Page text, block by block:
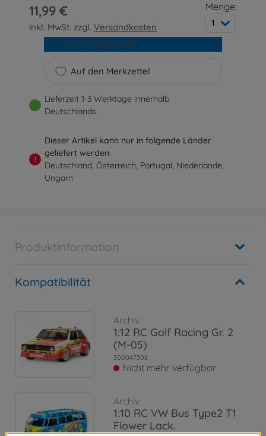
11,99 €
inkl. MwSt. zzgl.Versandkosten
Menge:
1
Auf den Merkzettel
In den Warenkorb
Lieferzeit 1-3 Werktage innerhalb
Deutschlands.
!
Dieser Artikel kann nur in folgende Länder
geliefert werden:
Deutschland, Österreich, Portugal, Niederlande,
Ungarn
Produktinformation
Kompatibilität
Archiv
1:12 RC Golf Racing Gr. 2
(M-05)
300047308
Nicht mehr verfügbar
Archiv
1:10 RC VW Bus Type2 T1
Flower Lack.